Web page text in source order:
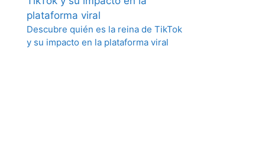
Descubre quién es la reina de TikTok
y su impacto en la plataforma viral